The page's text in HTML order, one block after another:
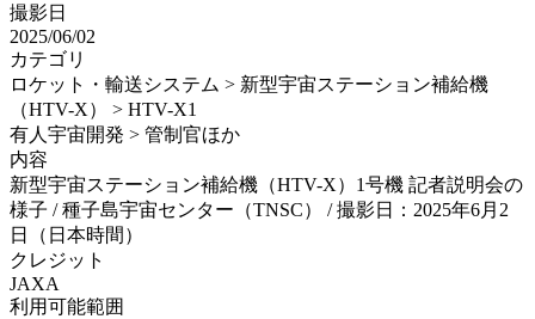
撮影日
2025/06/02
カテゴリ
ロケット・輸送システム > 新型宇宙ステーション補給機
（HTV-X） > HTV-X1
有人宇宙開発 > 管制官ほか
内容
新型宇宙ステーション補給機（HTV-X）1号機 記者説明会の
様子 / 種子島宇宙センター（TNSC） / 撮影日：2025年6月2
日（日本時間）
クレジット
JAXA
利用可能範囲